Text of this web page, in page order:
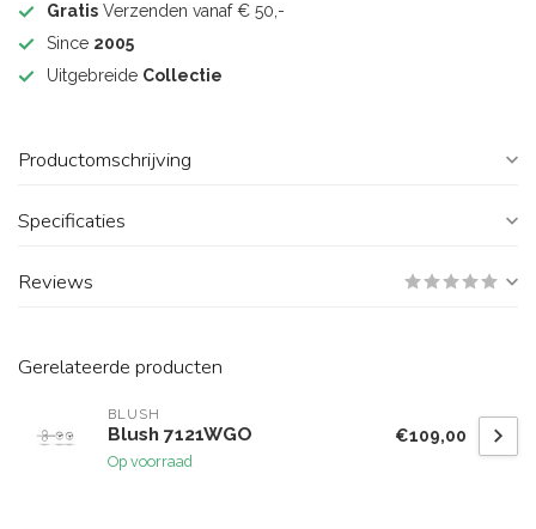
Gratis Verzenden vanaf € 50,-
Since 2005
Uitgebreide Collectie
Productomschrijving
Specificaties
Reviews
Gerelateerde producten
BLUSH
Blush 7121WGO
Op voorraad
€109,00